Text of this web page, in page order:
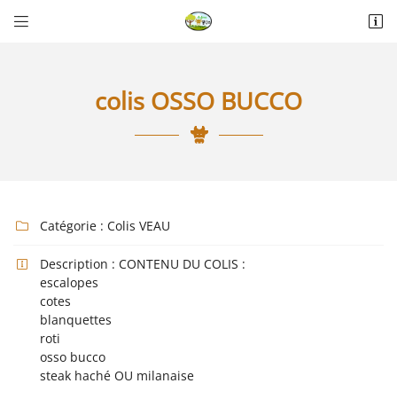
 
La Thérèsière
 Adresse email de réception
Recopier le code ci-contre
Rafraîchir le captcha
colis OSSO BUCCO
 Catégorie : Colis VEAU
 Description : CONTENU DU COLIS :
escalopes
cotes
blanquettes
roti
osso bucco
steak haché OU milanaise